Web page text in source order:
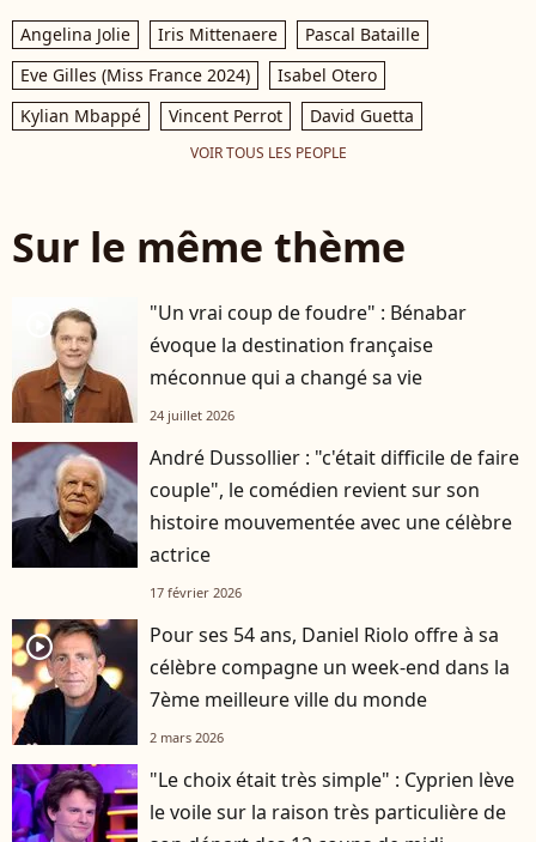
Angelina Jolie Iris Mittenaere
Pascal Bataille
Eve Gilles (Miss France 2024)
Isabel Otero
Kylian Mbappé
Vincent Perrot David Guetta
VOIR TOUS LES PEOPLE
Sur le même thème
player2
"Un vrai coup de foudre" : Bénabar
évoque la destination française
méconnue qui a changé sa vie
24 juillet 2026
André Dussollier : "c'était difficile de faire
couple", le comédien revient sur son
histoire mouvementée avec une célèbre
actrice
17 février 2026
player2
Pour ses 54 ans, Daniel Riolo offre à sa
célèbre compagne un week-end dans la
7ème meilleure ville du monde
2 mars 2026
"Le choix était très simple" : Cyprien lève
le voile sur la raison très particulière de